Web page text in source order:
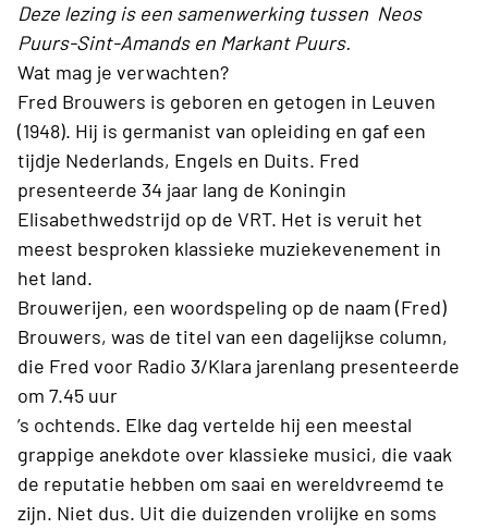
Deze lezing is een samenwerking tussen Neos
Puurs-Sint-Amands en Markant Puurs.
Wat mag je verwachten?
Fred Brouwers is geboren en getogen in Leuven
(1948). Hij is germanist van opleiding en gaf een
tijdje Nederlands, Engels en Duits. Fred
presenteerde 34 jaar lang de Koningin
Elisabethwedstrijd op de VRT. Het is veruit het
meest besproken klassieke muziekevenement in
het land.
Brouwerijen, een woordspeling op de naam (Fred)
Brouwers, was de titel van een dagelijkse column,
die Fred voor Radio 3/Klara jarenlang presenteerde
om 7.45 uur
’s ochtends. Elke dag vertelde hij een meestal
grappige anekdote over klassieke musici, die vaak
de reputatie hebben om saai en wereldvreemd te
zijn. Niet dus. Uit die duizenden vrolijke en soms